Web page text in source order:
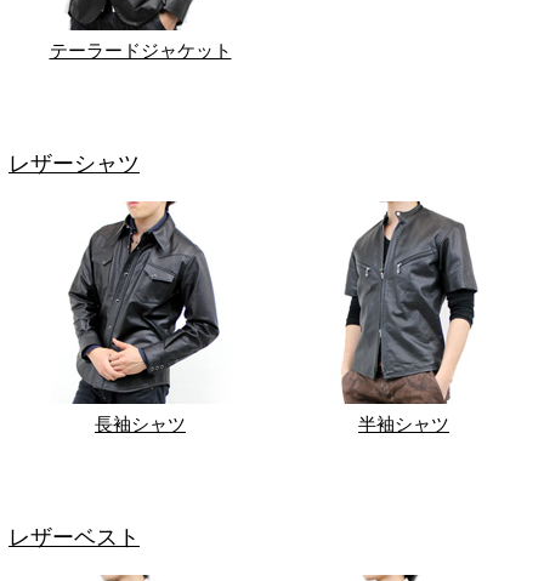
テーラードジャケット
レザーシャツ
長袖シャツ 半袖シャツ
レザーベスト